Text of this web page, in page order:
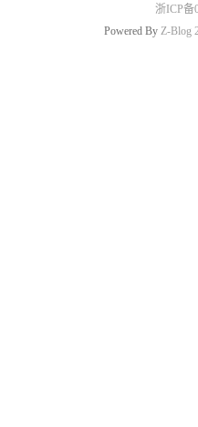
浙ICP备
Powered By Z-Blog